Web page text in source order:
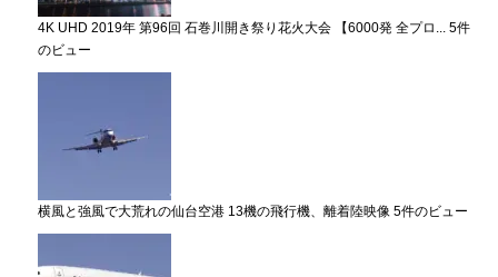
4K UHD 2019年 第96回 石巻川開き祭り花火大会 【6000発 全プロ... 5件
のビュー
横風と強風で大荒れの仙台空港 13機の飛行機、離着陸映像 5件のビュー